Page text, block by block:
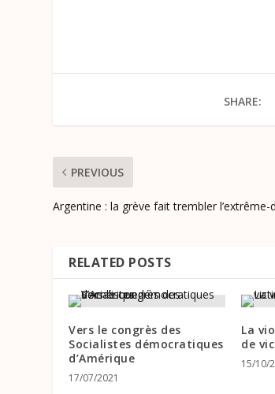
SHARE:
PREVIOUS
Argentine : la grève fait trembler
RELATED POSTS
Vers le congrès des
Socialistes démocratiques
d’Amérique
17/07/2021
La
de
15/10/